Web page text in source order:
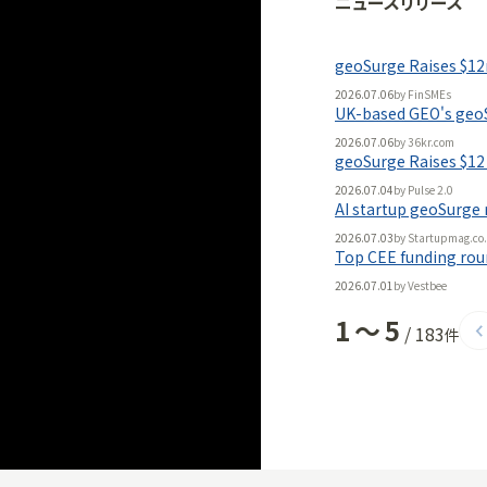
法人向け
無料
geoSurge Raises
2026.07.06by FinSMEs
UK-based GEO's
2026.07.06by36kr.com
geoSurge Raises
2026.07.04by Pulse 2.0
AI startup geoSurge
2026.07.03by
Top CEE funding
2026.07.01byVestbee
1〜5 / 183件